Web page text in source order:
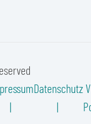
Datenschutz